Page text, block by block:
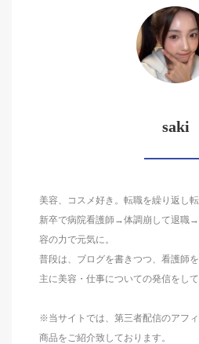
saki
美容、コスメ好き。転職を繰り返し転
新卒で病院看護師→体調崩して退職
容の力で元気に。
普段は、ブログを書きつつ、看護師を
主に美容・仕事についての発信をして
※当サイトでは、第三者配信のアフ
商品をご紹介致しております。